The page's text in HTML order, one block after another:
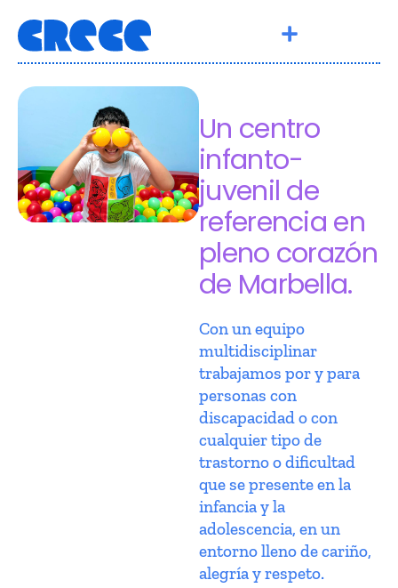
Un centro
infanto-
juvenil de
referencia en
pleno corazón
de Marbella.
Con un equipo
multidisciplinar
trabajamos por y para
personas con
discapacidad o con
cualquier tipo de
trastorno o dificultad
que se presente en la
infancia y la
adolescencia, en un
entorno lleno de cariño,
alegría y respeto.